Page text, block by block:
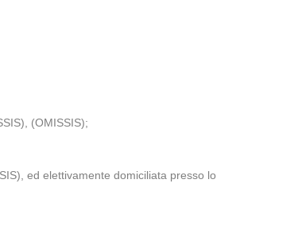
(OMISSIS);
ed elettivamente domiciliata presso lo